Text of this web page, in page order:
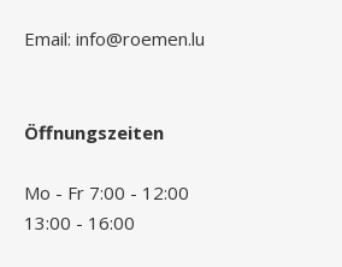
Email: info@roemen.lu
Öffnungszeiten
Mo - Fr 7:00 - 12:00
13:00 - 16:00